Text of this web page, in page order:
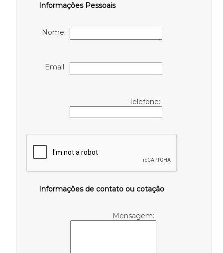
Informações Pessoais
Nome:
Email:
Telefone:
Informações de contato ou cotação
Mensagem: